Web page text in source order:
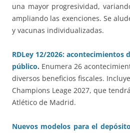
una mayor progresividad,
ampliando las exenciones. Se
y vacunas individualizadas.
RDLey 12/2026: acontecimientos
público. Enumera 26
diversos beneficios fiscales.
Champions Leage 2027, que
Atlético de Madrid.
Nuevos modelos para el